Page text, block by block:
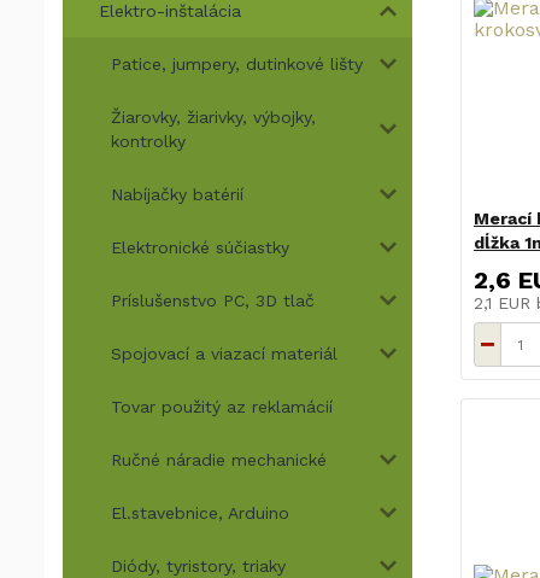
Elektro-inštalácia
Patice, jumpery, dutinkové lišty
Žiarovky, žiarivky, výbojky,
kontrolky
Nabíjačky batérií
Elektronické súčiastky
Príslušenstvo PC, 3D tlač
Spojovací a viazací materiál
Tovar použitý az reklamácií
Ručné náradie mechanické
El.stavebnice, Arduino
Diódy, tyristory, triaky
Merací
dĺžka
2,6
2,1 EUR